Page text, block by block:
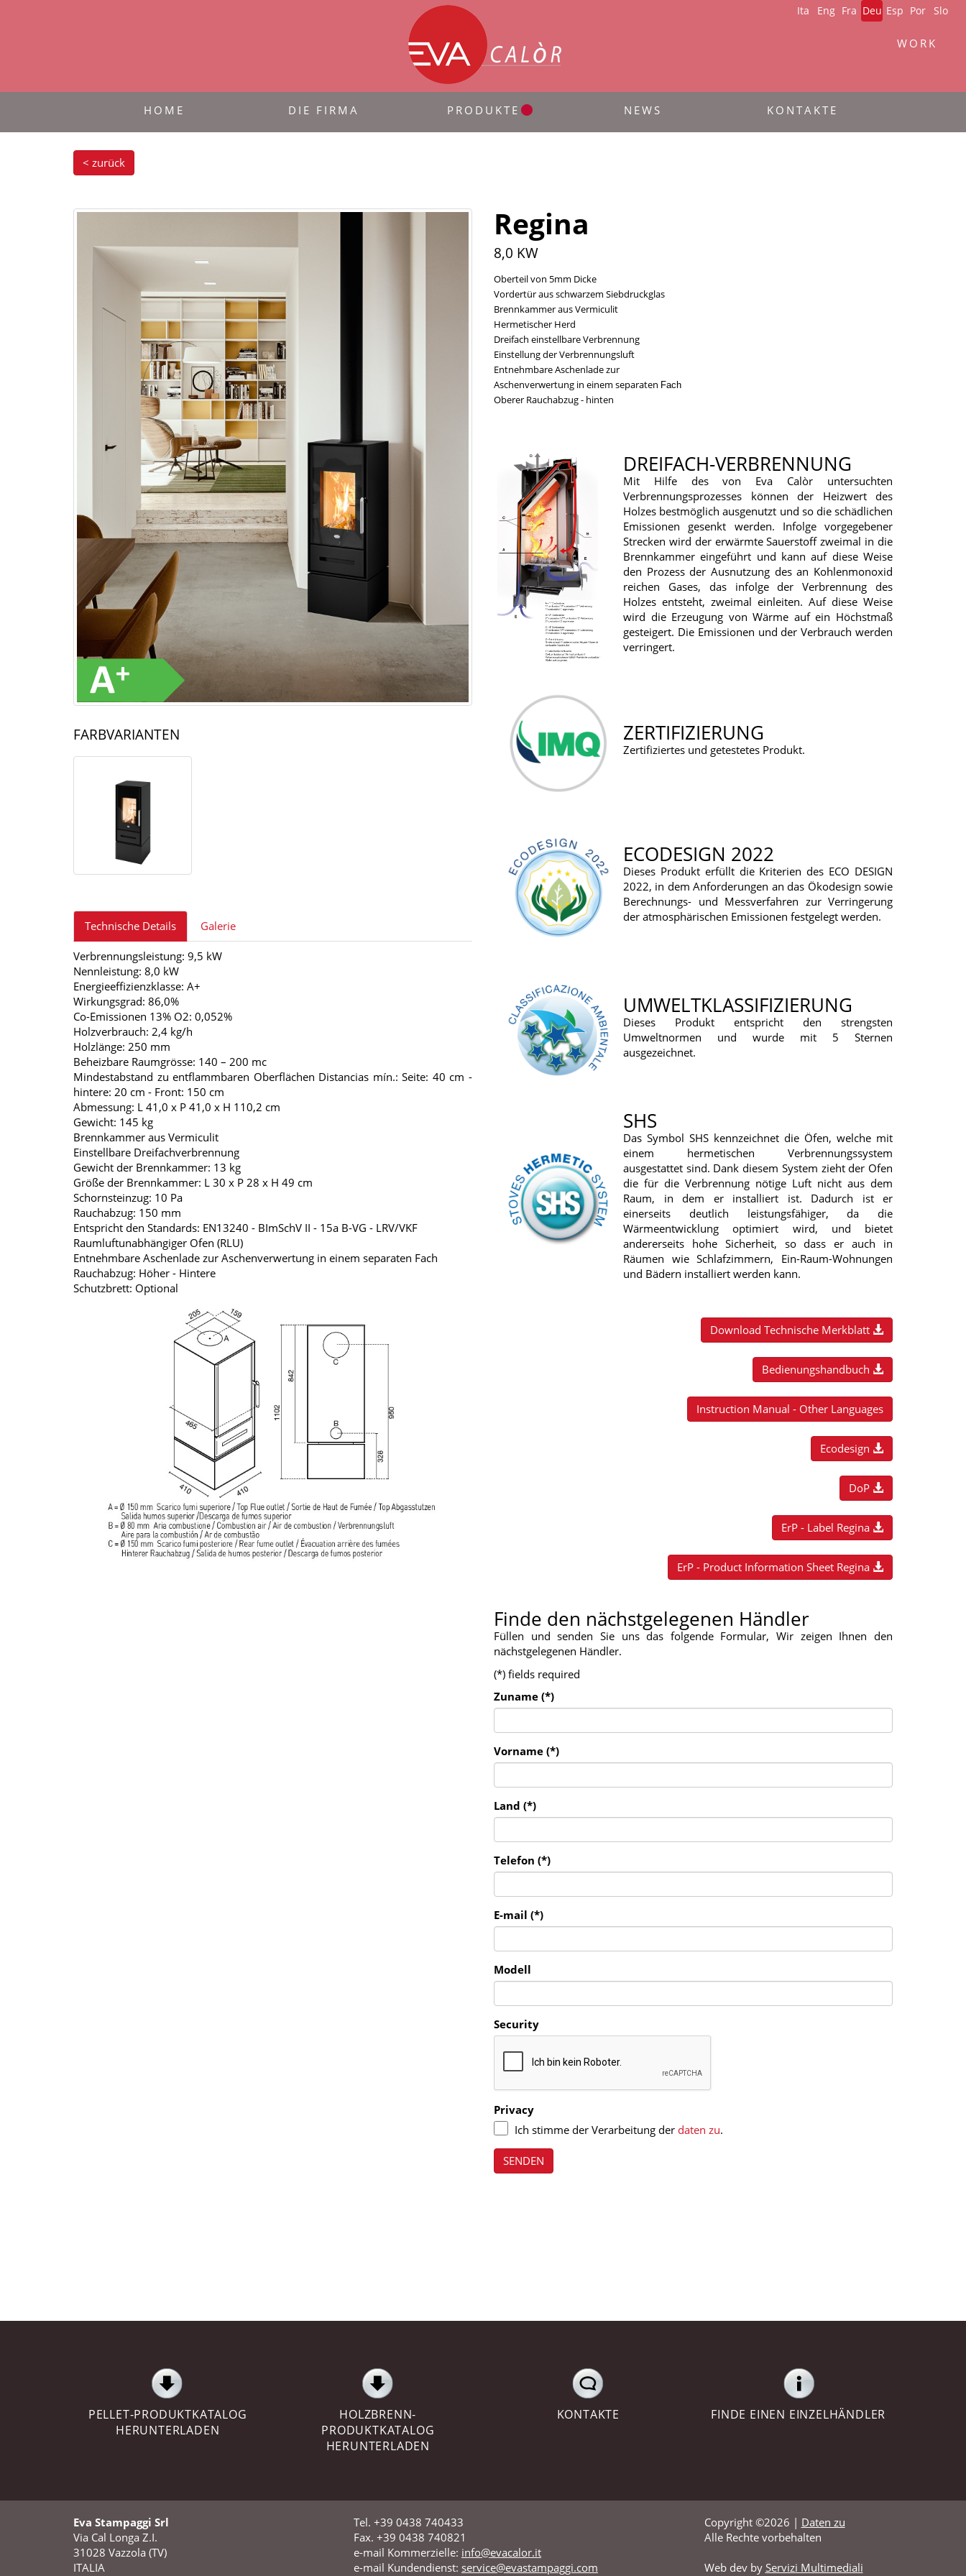
Ita Eng Fra Deu Esp Por Slo
WORK
HOME DIE FIRMA PRODUKTE NEWS KONTAKTE
< zurück
FARBVARIANTEN
Technische Details Galerie
Verbrennungsleistung: 9,5 kW
Nennleistung: 8,0 kW
Energieeffizienzklasse: A+
Wirkungsgrad: 86,0%
Co-Emissionen 13% O2: 0,052%
Holzverbrauch: 2,4 kg/h
Holzlänge: 250 mm
Beheizbare Raumgrösse: 140 – 200 mc
Mindestabstand zu entflammbaren Oberflächen Distancias mín.: Seite: 40 cm -
hintere: 20 cm - Front: 150 cm
Abmessung: L 41,0 x P 41,0 x H 110,2 cm
Gewicht: 145 kg
Brennkammer aus Vermiculit
Einstellbare Dreifachverbrennung
Gewicht der Brennkammer: 13 kg
Größe der Brennkammer: L 30 x P 28 x H 49 cm
Schornsteinzug: 10 Pa
Rauchabzug: 150 mm
Entspricht den Standards: EN13240 - BImSchV II - 15a B-VG - LRV/VKF
Raumluftunabhängiger Ofen (RLU)
Entnehmbare Aschenlade zur Aschenverwertung in einem separaten Fach
Rauchabzug: Höher - Hintere
Schutzbrett: Optional
Regina
8,0 KW
Oberteil von 5mm Dicke
Vordertür aus schwarzem Siebdruckglas
Brennkammer aus Vermiculit
Hermetischer Herd
Dreifach einstellbare Verbrennung
Einstellung der Verbrennungsluft
Entnehmbare Aschenlade zur
Aschenverwertung in einem separaten Fach
Oberer Rauchabzug - hinten
DREIFACH-VERBRENNUNG
Mit Hilfe des von Eva Calòr untersuchten
Verbrennungsprozesses können der Heizwert des
Holzes bestmöglich ausgenutzt und so die schädlichen
Emissionen gesenkt werden. Infolge vorgegebener
Strecken wird der erwärmte Sauerstoff zweimal in die
Brennkammer eingeführt und kann auf diese Weise
den Prozess der Ausnutzung des an Kohlenmonoxid
reichen Gases, das infolge der Verbrennung des
Holzes entsteht, zweimal einleiten. Auf diese Weise
wird die Erzeugung von Wärme auf ein Höchstmaß
gesteigert. Die Emissionen und der Verbrauch werden
verringert.
ZERTIFIZIERUNG
Zertifiziertes und getestetes Produkt.
ECODESIGN 2022
Dieses Produkt erfüllt die Kriterien des ECO DESIGN
2022, in dem Anforderungen an das Ökodesign sowie
Berechnungs- und Messverfahren zur Verringerung
der atmosphärischen Emissionen festgelegt werden.
UMWELTKLASSIFIZIERUNG
Dieses Produkt entspricht den strengsten
Umweltnormen und wurde mit 5 Sternen
ausgezeichnet.
SHS
Das Symbol SHS kennzeichnet die Öfen, welche mit
einem hermetischen Verbrennungssystem
ausgestattet sind. Dank diesem System zieht der Ofen
die für die Verbrennung nötige Luft nicht aus dem
Raum, in dem er installiert ist. Dadurch ist er
einerseits deutlich leistungsfähiger, da die
Wärmeentwicklung optimiert wird, und bietet
andererseits hohe Sicherheit, so dass er auch in
Räumen wie Schlafzimmern, Ein-Raum-Wohnungen
und Bädern installiert werden kann.
Download Technische Merkblatt
Bedienungshandbuch
Instruction Manual - Other Languages
Ecodesign
DoP
ErP - Label Regina
ErP - Product Information Sheet Regina
Finde den nächstgelegenen Händler
Füllen und senden Sie uns das folgende Formular, Wir zeigen Ihnen den
nächstgelegenen Händler.
(*) fields required
Zuname (*)
Vorname (*)
Land (*)
Telefon (*)
E-mail (*)
Modell
Security
Privacy
Ich stimme der Verarbeitung der daten zu.
SENDEN
PELLET-PRODUKTKATALOG
HERUNTERLADEN
HOLZBRENN-
PRODUKTKATALOG
HERUNTERLADEN
KONTAKTE FINDE EINEN EINZELHÄNDLER
Eva Stampaggi Srl
Via Cal Longa Z.I.
31028 Vazzola (TV)
ITALIA
Tel. +39 0438 740433
Fax. +39 0438 740821
e-mail Kommerzielle: info@evacalor.it
e-mail Kundendienst: service@evastampaggi.com
Copyright ©2026 | Daten zu
Alle Rechte vorbehalten
Web dev by Servizi Multimediali